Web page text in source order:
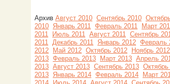
Архив Август 2010 Сентябрь 2010
2010 Январь 2011 Февраль 2011 Март
2011
Июль 2011 Август 2011 Сентябрь
2011 Декабрь 2011 Январь 2012 Февраль
2012
Май 2012 Октябрь 2012 Ноябрь 2012
2013 Февраль 2013 Март 2013 Апрель
2013 Август 2013 Сентябрь 2013 Октябрь
2013 Январь 2014 Февраль 2014 Март